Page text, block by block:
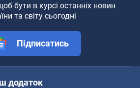
бути в курсі останніх новин
та світу сьогодні
Підписатись
додаток